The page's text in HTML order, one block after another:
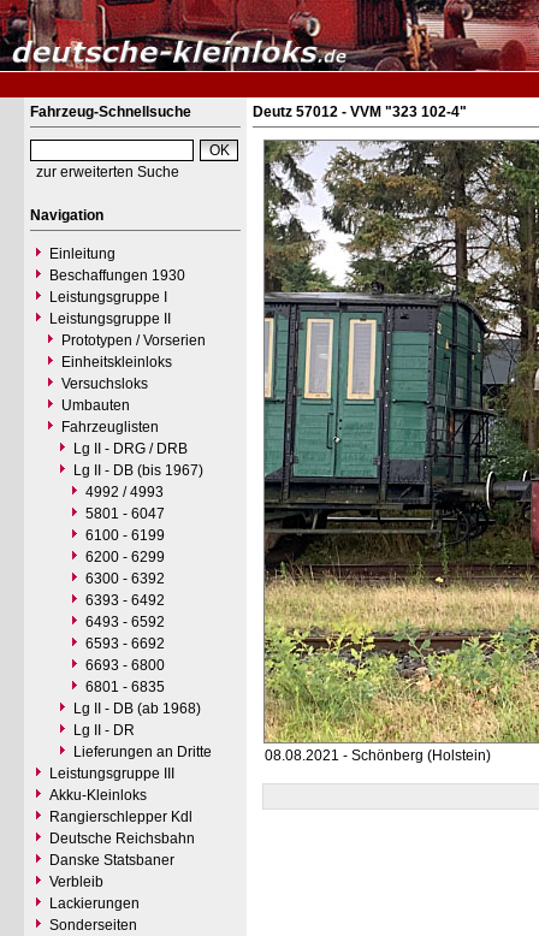
Fahrzeug-Schnellsuche
zur erweiterten Suche
Navigation
Einleitung
Beschaffungen 1930
Leistungsgruppe I
Leistungsgruppe II
Prototypen / Vorserien
Einheitskleinloks
Versuchsloks
Umbauten
Fahrzeuglisten
Lg II - DRG / DRB
Lg II - DB (bis 1967)
4992 / 4993
5801 - 6047
6100 - 6199
6200 - 6299
6300 - 6392
6393 - 6492
6493 - 6592
6593 - 6692
6693 - 6800
6801 - 6835
Lg II - DB (ab 1968)
Lg II - DR
Lieferungen an Dritte
Leistungsgruppe III
Akku-Kleinloks
Rangierschlepper Kdl
Deutsche Reichsbahn
Danske Statsbaner
Verbleib
Lackierungen
Sonderseiten
Deutz 57012 - VVM "323 102-4"
08.08.2021 - Schönberg (Holstein)